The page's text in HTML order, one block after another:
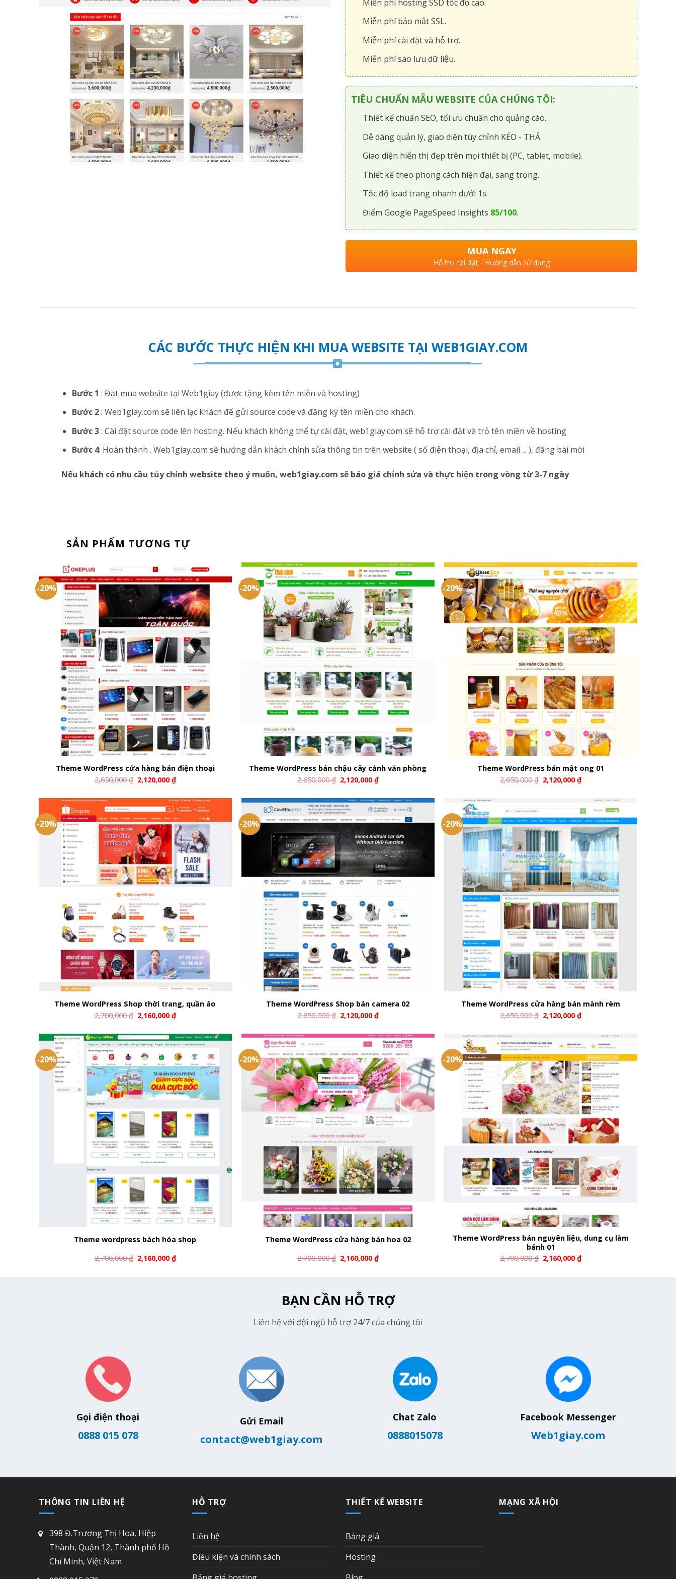
Miễn phí hosting SSD tốc độ cao.
Miễn phí bảo mật SSL.
Miễn phí cài đặt và hỗ trợ.
Miễn phí sao lưu dữ liệu.
TIÊU CHUẨN MẪU WEBSITE CỦA CHÚNG TÔI:
Thiết kế chuẩn SEO, tối ưu chuẩn cho quảng cáo.
Dễ dàng quản lý, giao diện tùy chỉnh KÉO - THẢ.
Giao diện hiển thị đẹp trên mọi thiết bị (PC, tablet, mobile).
Thiết kế theo phong cách hiện đại, sang trọng.
Tốc độ load trang nhanh dưới 1s.
Điểm Google PageSpeed Insights 85/100.
MUA NGAY
Hỗ trợ cài đặt - Hướng dẫn sử dụng
CÁC BƯỚC THỰC HIỆN KHI MUA WEBSITE TẠI WEB1GIAY.COM
Bước 1 : Đặt mua website tại Web1giay (được tặng kèm tên miền và hosting)
Bước 2: Web1giay.com sẽ liên lạc khách để gửi source code và đăng ký tên miền cho khách.
Bước 3: Cài đặt source code lên hosting. Nếu khách không thể tự cài đặt, web1giay.com sẽ hỗ trợ cài đặt và trỏ tên miền về hosting
Bước 4: Hoàn thành . Web1giay.com sẽ hướng dẫn khách chỉnh sửa thông tin trên website ( số điện thoại, địa chỉ, email ... ), đăng bài mới
Nếu khách có nhu cầu tủy chỉnh website theo ý muốn, web1giay.com sẽ báo giá chỉnh sửa và thực hiện trong vòng từ 3-7 ngày
SẢN PHẨM TƯƠNG TỰ
-20%
Theme WordPress cửa hàng bán điện thoại
2,650,000₫ 2,120,000₫
-20%
Theme WordPress bán chậu cây cảnh văn phòng
2,650,000₫ 2,120,000₫
-20%
Theme WordPress bán mật ong 01
2,650,000₫ 2,120,000₫
-20%
Theme WordPress Shop thời trang, quần áo
2,700,000₫ 2,160,000₫
-20%
Theme WordPress Shop bán camera 02
2,650,000₫ 2,120,000₫
-20%
Theme WordPress cửa hàng bán mành rèm
2,650,000₫ 2,120,000₫
-20%
Theme wordpress bách hóa shop
2,700,000₫ 2,160,000₫
-20%
Theme WordPress cửa hàng bán hoa 02
2,700,000₫ 2,160,000₫
-20%
Theme WordPress bán nguyên liệu, dung cụ làm
bánh 01
2,700,000₫ 2,160,000₫
BẠN CẦN HỖ TRỢ
Liên hệ với đội ngũ hỗ trợ 24/7 của chúng tôi
Gọi điện thoại
0888 015 078
Gửi Email
contact@web1giay.com
Chat Zalo
0888015078
Facebook Messenger
Web1giay.com
THÔNG TIN LIÊN HỆ
398 Đ.Trương Thị Hoa, Hiệp
Thành, Quận 12, Thành phố Hồ
Chí Minh, Việt Nam
HỖ TRỢ
Liên hệ
Điều kiện và chính sách
THIẾT KẾ WEBSITE
Bảng giá
Hosting
MẠNG XÃ HỘI